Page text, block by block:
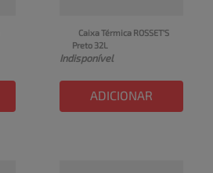
Caixa Térmica ROSSET'S
Preto 32L
Indisponível
ADICIONAR